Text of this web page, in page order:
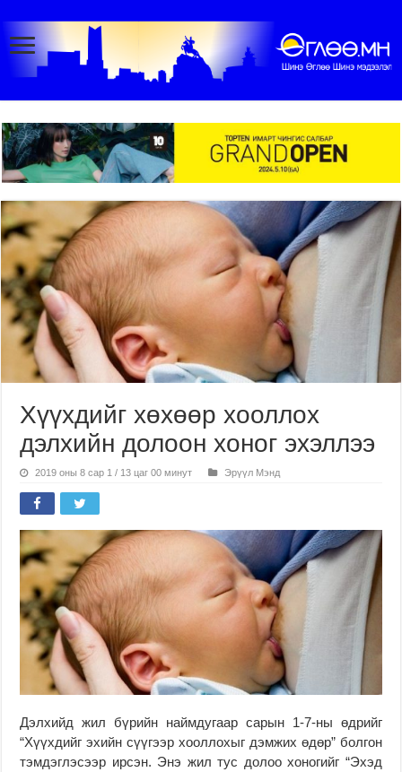
Хүүхдийг хөхөөр хооллох
дэлхийн долоон хоног эхэллээ
2019 оны 8 сар 1 / 13 цаг 00 минут Эрүүл Мэнд
Дэлхийд жил бүрийн наймдугаар сарын 1-7-ны өдрийг
“Хүүхдийг эхийн сүүгээр хооллохыг дэмжих өдөр” болгон
тэмдэглэсээр ирсэн. Энэ жил тус долоо хоногийг “Эхэд